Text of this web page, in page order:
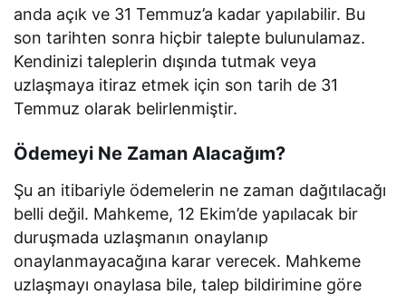
anda açık ve 31 Temmuz’a kadar yapılabilir. Bu
son tarihten sonra hiçbir talepte bulunulamaz.
Kendinizi taleplerin dışında tutmak veya
uzlaşmaya itiraz etmek için son tarih de 31
Temmuz olarak belirlenmiştir.
Ödemeyi Ne Zaman Alacağım?
Şu an itibariyle ödemelerin ne zaman dağıtılacağı
belli değil. Mahkeme, 12 Ekim’de yapılacak bir
duruşmada uzlaşmanın onaylanıp
onaylanmayacağına karar verecek. Mahkeme
uzlaşmayı onaylasa bile, talep bildirimine göre